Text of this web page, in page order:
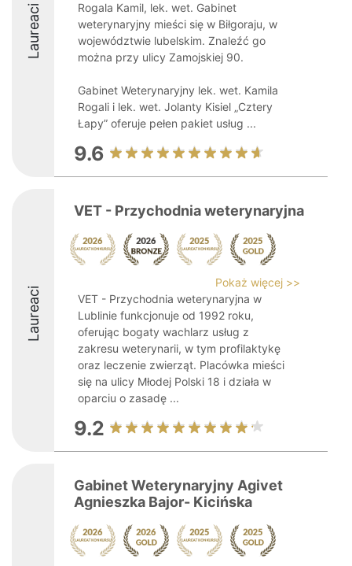
Laureaci
Rogala Kamil, lek. wet. Gabinet
weterynaryjny mieści się w Biłgoraju, w
województwie lubelskim. Znaleźć go
można przy ulicy Zamojskiej 90.
Gabinet Weterynaryjny lek. wet. Kamila
Rogali i lek. wet. Jolanty Kisiel „Cztery
Łapy” oferuje pełen pakiet usług ...
9.6
Laureaci
VET - Przychodnia weterynaryjna
Pokaż więcej >>
VET - Przychodnia weterynaryjna w
Lublinie funkcjonuje od 1992 roku,
oferując bogaty wachlarz usług z
zakresu weterynarii, w tym profilaktykę
oraz leczenie zwierząt. Placówka mieści
się na ulicy Młodej Polski 18 i działa w
oparciu o zasadę ...
9.2
Gabinet Weterynaryjny Agivet
Agnieszka Bajor- Kicińska